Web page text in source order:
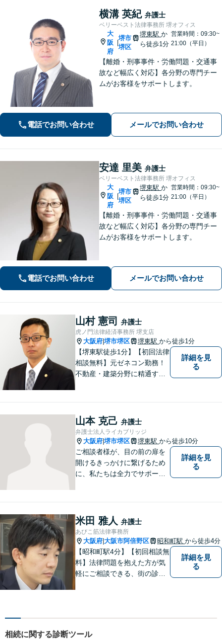
横溝 英紀 弁護士
ベリーベスト法律事務所 堺オフィス
大
阪
府
|
堺市
堺区
堺東駅か
ら徒歩1分
営業時間：09:30~
21:00（平日）
【離婚・刑事事件・労働問題・交通事
故など幅広く対応】各分野の専門チー
ムがお客様をサポートします。
電話でお問い合わせ メールでお問い合わせ
安達 里美 弁護士
ベリーベスト法律事務所 堺オフィス
大
阪
府
|
堺市
堺区
堺東駅か
ら徒歩1分
営業時間：09:30~
21:00（平日）
【離婚・刑事事件・労働問題・交通事
故など幅広く対応】各分野の専門チー
ムがお客様をサポートします。
電話でお問い合わせ メールでお問い合わせ
山村 憲司 弁護士
虎ノ門法律経済事務所 堺支店
大阪府 堺市堺区 堺東駅 から徒歩1分
【堺東駅徒歩1分】【初回法律
相談無料】元ゼネコン勤務！
不動産・建築分野に精通する
す！全国の支店ネットワーク
を活かし、迅速な解決を目指
します。【夜間土日祝可】
詳細を見
る
山本 克己 弁護士
弁護士法人ライカブリッジ
大阪府 堺市堺区 堺東駅 から徒歩10分
ご相談者様が、目の前の扉を
開けるきっかけに繋げるため
に、私たちは全力でサポート
詳細を見
る
米田 雅人 弁護士
あびこ筋法律事務所
大阪府 大阪市阿倍野区 昭和町駅 から徒歩4分
【昭和町駅4分】【初回相談無
料】法律問題を抱えた方が気
軽にご相談できる、街の診療
い分野に対応しております。
【夜間・休日対応可】
詳細を見
る
相続に関する診断ツール